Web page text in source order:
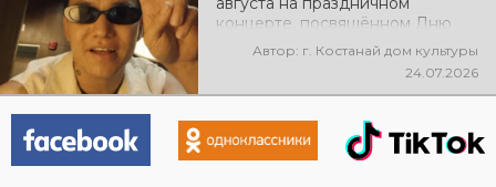
концерте, посвящённом Дню
города, выступит ALEM!
@xcialem
Автор: г. Костанай дом культуры
24.07.2026